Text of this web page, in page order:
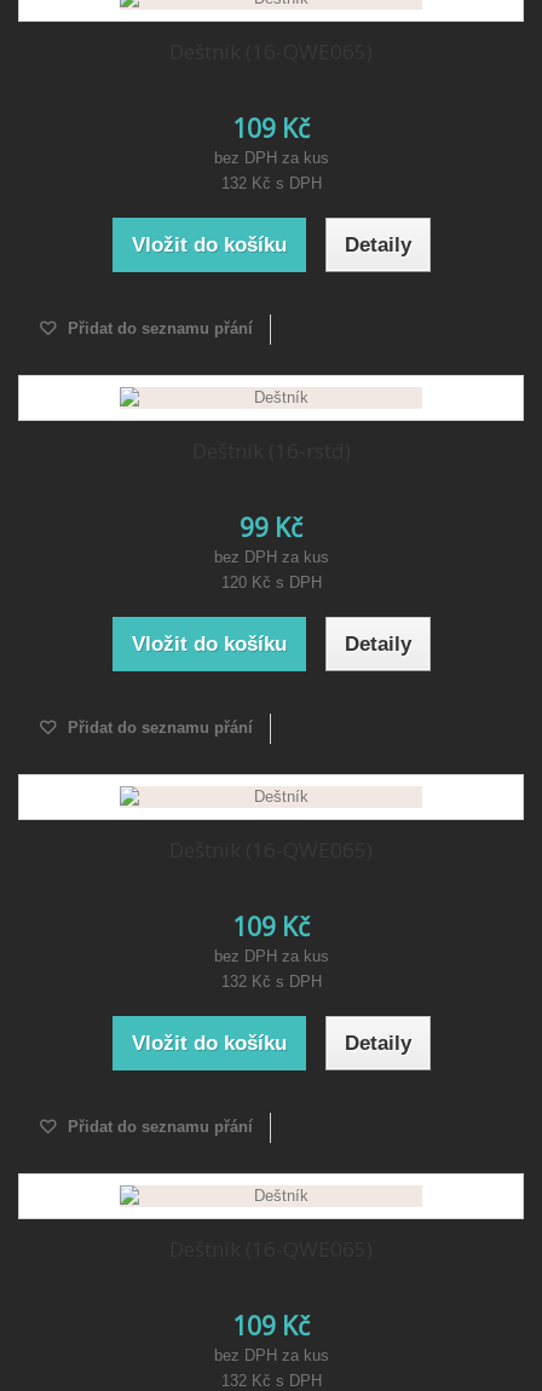
109 Kč
bez DPH za kus
132 Kč s DPH
Vložit do košíku Detaily
Přidat do seznamu přání
99 Kč
bez DPH za kus
120 Kč s DPH
Vložit do košíku Detaily
Přidat do seznamu přání
109 Kč
bez DPH za kus
132 Kč s DPH
Vložit do košíku Detaily
Přidat do seznamu přání
109 Kč
bez DPH za kus
132 Kč s DPH